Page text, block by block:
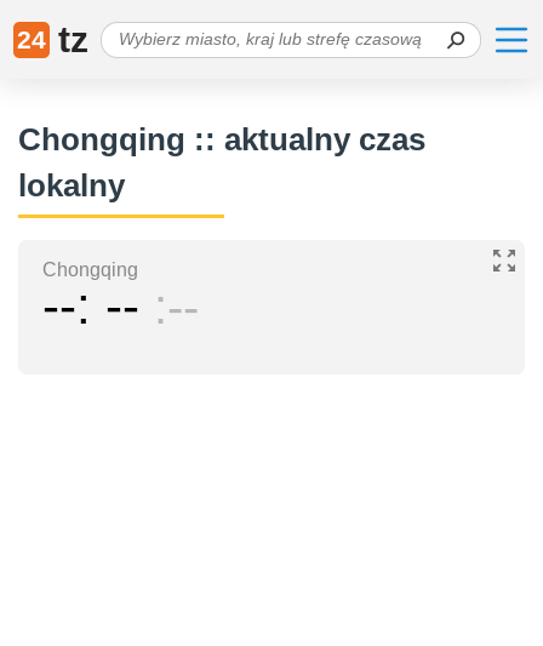
24 tz
Chongqing :: aktualny czas
lokalny
Chongqing
-- -- --